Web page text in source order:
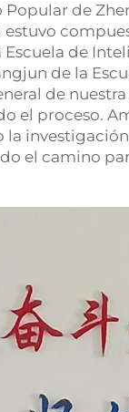
Popular de
de
de la
de
el proceso.
el camino